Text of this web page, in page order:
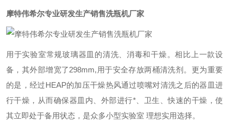
摩特伟希尔专业研发生产销售洗瓶机厂家
用于实验室常规玻璃器皿的清洗、消毒和干燥。相比上一款设
备，其外部增宽了298mm,用于安全存放两桶清洗剂。更为重要
的是，经过HEAP的加压干燥热风通过喷嘴对清洗之后的器皿进
行干燥，从而确保器皿内、外部进行*、卫生、快速的干燥，使
其立即处于备用状态，是众多小型实验室 理想实用选择。